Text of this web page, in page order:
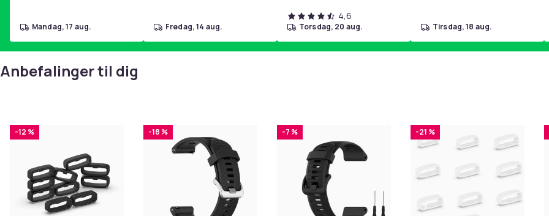
mandag, 17 aug. fredag, 14 aug.
4,6
torsdag, 20 aug. tirsdag, 18 aug.
Anbefalinger til dig
-12 % -18 % -7 % -21 %